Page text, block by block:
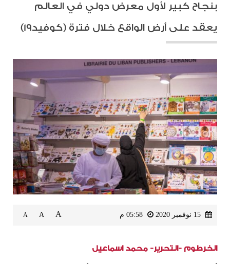
بنجاح كبير لأول معرض دولي في العالم
يعقد على أرض الواقع خلال فترة (كوفيد19)
A
A
A
الخرطوم -التحرير- محمد اسماعيل